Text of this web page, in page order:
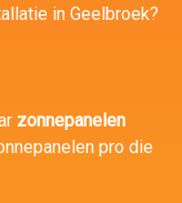
in Geelbroek?
zonnepanelen
pro die